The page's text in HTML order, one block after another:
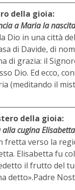
della gioia:
a Maria la
Dio in una città
di Davide, di
di grazia: il
Dio. Ed ecco,
(meditando il
della gioia:
cugina Elisabetta
fretta verso la
Elisabetta fu
il frutto del
detto».Padre